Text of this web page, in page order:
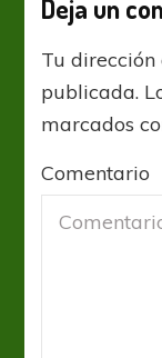
Deja un
Tu dirección
publicada.
marcados
Comentario